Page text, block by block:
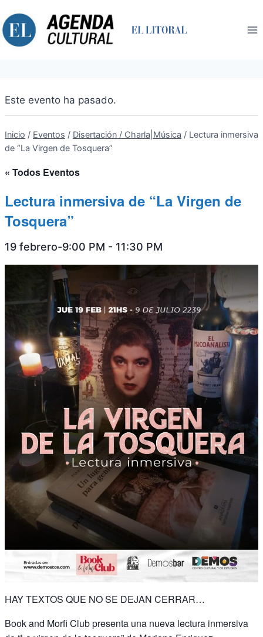
al
contenido
Este evento ha pasado.
Inicio / Eventos / Disertación / Charla|Música / Lectura inmersiva
de “La Virgen de Tosquera”
« Todos Eventos
Lectura inmersiva de “La Virgen de
Tosquera”
19 febrero-9:00 PM - 11:30 PM
HAY TEXTOS QUE NO SE DEJAN CERRAR…
Book and Morfi Club presenta una nueva lectura inmersiva